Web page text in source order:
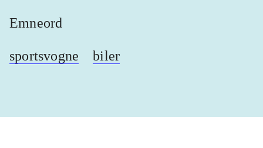
Emneord
sportsvogne biler